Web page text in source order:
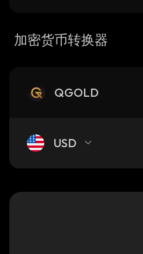
加密货币转换器
QGOLD
USD